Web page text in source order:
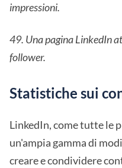
impressioni.
49. Una pagina LinkedIn
follower.
Statistiche sui
LinkedIn, come tutte le
un'ampia gamma di
creare e condividere